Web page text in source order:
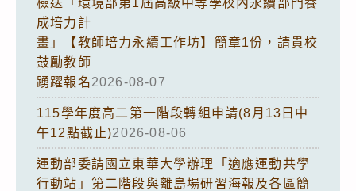
成培力計
畫」【教師培力永續工作坊】簡章1份，請貴校
鼓勵教師
踴躍報名2026-08-07
115學年度高二第一階段轉組申請(8月13日中
午12點截止)2026-08-06
運動部委請國立東華大學辦理「適應運動共學
行動站」第二階段與離島場研習海報及各區簡